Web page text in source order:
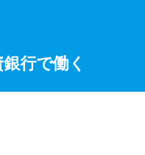
行で働く